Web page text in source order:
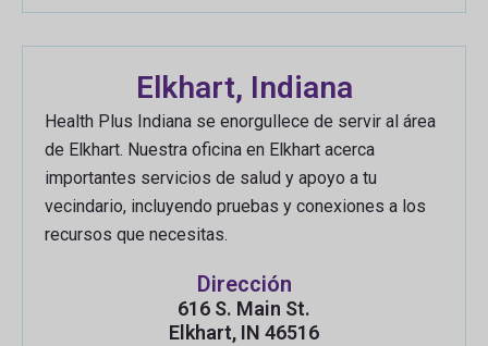
Elkhart, Indiana
Health Plus Indiana se enorgullece de servir al área
de Elkhart. Nuestra oficina en Elkhart acerca
importantes servicios de salud y apoyo a tu
vecindario, incluyendo pruebas y conexiones a los
recursos que necesitas.
Dirección
616 S. Main St.
Elkhart, IN 46516